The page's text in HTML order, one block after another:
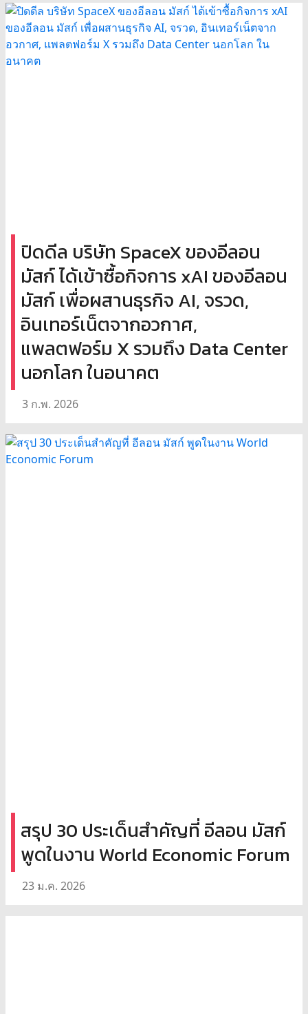
ปิดดีล บริษัท SpaceX ของอีลอน
มัสก์ ได้เข้าซื้อกิจการ xAI ของอีลอน
มัสก์ เพื่อผสานธุรกิจ AI, จรวด,
อินเทอร์เน็ตจากอวกาศ,
แพลตฟอร์ม X รวมถึง Data Center
นอกโลก ในอนาคต
3 ก.พ. 2026
สรุป 30 ประเด็นสำคัญที่ อีลอน มัสก์
พูดในงาน World Economic Forum
23 ม.ค. 2026